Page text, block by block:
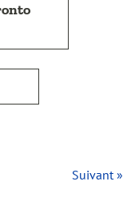
Suivant »